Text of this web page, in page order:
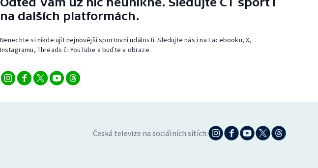
na dalších platformách.
Nenechte si nikde ujít nejnovější sportovní události. Sledujte nás i na Facebooku, X,
Instagramu, Threads či YouTube a buďte v obraze.
Česká televize na sociálních sítích: